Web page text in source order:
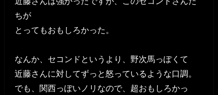
ちが
とってもおもしろかった。
なんか、セコンドというより、野次馬っぽくて
近藤さんに対してずっと怒っているような口調。
でも、関西っぽいノリなので、超おもしろかっ